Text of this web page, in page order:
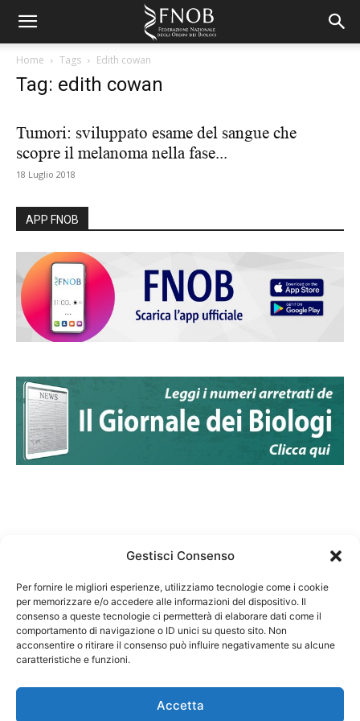
Gestisci Consenso
Per fornire le migliori esperienze, utilizziamo tecnologie come i cookie
per memorizzare e/o accedere alle informazioni del dispositivo. Il
consenso a queste tecnologie ci permetterà di elaborare dati come il
comportamento di navigazione o ID unici su questo sito. Non
acconsentire o ritirare il consenso può influire negativamente su alcune
caratteristiche e funzioni.
Accetta
Home Tags Edith cowan
Tag: edith cowan
Tumori: sviluppato esame del sangue che
scopre il melanoma nella fase...
18 Luglio 2018
APP FNOB
Federazione Nazionale Degli Ordini dei Biologi:
codice fiscale 80069130583
Responsabile sito internet www.fnob.it: Vincenzo